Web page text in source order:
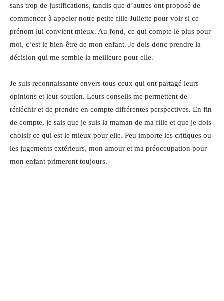
sans trop de justifications, tandis que d’autres ont proposé de
commencer à appeler notre petite fille Juliette pour voir si ce
prénom lui convient mieux. Au fond, ce qui compte le plus pour
moi, c’est le bien-être de mon enfant. Je dois donc prendre la
décision qui me semble la meilleure pour elle.
Je suis reconnaissante envers tous ceux qui ont partagé leurs
opinions et leur soutien. Leurs conseils me permettent de
réfléchir et de prendre en compte différentes perspectives. En fin
de compte, je sais que je suis la maman de ma fille et que je dois
choisir ce qui est le mieux pour elle. Peu importe les critiques ou
les jugements extérieurs, mon amour et ma préoccupation pour
mon enfant primeront toujours.